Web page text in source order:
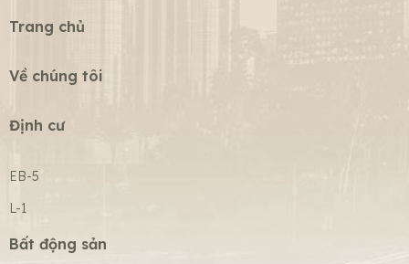
Trang chủ
Về chúng tôi
Định cư
EB-5
L-1
Bất động sản